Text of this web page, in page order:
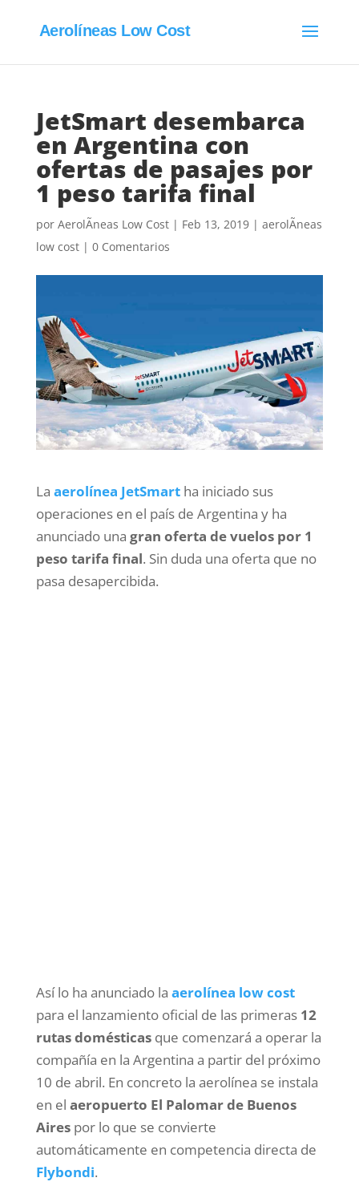
Aerolíneas Low Cost
JetSmart desembarca
en Argentina con
ofertas de pasajes por
1 peso tarifa final
por AerolÃ­neas Low Cost| Feb 13, 2019| aerolÃ­neas
low cost| 0 Comentarios
La aerolínea JetSmart ha iniciado sus
operaciones en el país de Argentina y ha
anunciado una gran oferta de vuelos por 1
peso tarifa final. Sin duda una oferta que no
pasa desapercibida.
Así lo ha anunciado la aerolínea low cost
para el lanzamiento oficial de las primeras 12
rutas domésticasque comenzará a operar la
compañía en la Argentina a partir del próximo
10 de abril. En concreto la aerolínea se instala
en el aeropuerto El Palomar de Buenos
Airespor lo que se convierte
automáticamente en competencia directa de
Flybondi.